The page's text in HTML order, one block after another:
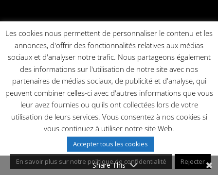
Les cookies nous permettent de personnaliser le contenu et les
annonces, d'offrir des fonctionnalités relatives aux médias
sociaux et d'analyser notre trafic. Nous partageons également
des informations sur l'utilisation de notre site avec nos
partenaires de médias sociaux, de publicité et d'analyse, qui
peuvent combiner celles-ci avec d'autres informations que vous
leur avez fournies ou qu'ils ont collectées lors de votre
utilisation de leurs services. Vous consentez à nos cookies si
vous continuez à utiliser notre site Web.
Accepter tous les cookies
En savoir plus sur notre politique de confidentialité
Rejecter
Share This